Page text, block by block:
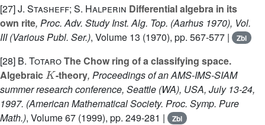
[27]J. Stasheff; S. Halperin Differential algebra in its
own rite, Proc. Adv. Study Inst. Alg. Top. (Aarhus 1970), Vol.
III(Various Publ. Ser.), Volume 13 (1970), pp. 567-577 | Zbl
[28] B. TotaroThe Chow ring of a classifying space.
Algebraic
K
-theory, Proceedings of an AMS-IMS-SIAM
summer research conference, Seattle (WA), USA, July 13-24,
1997. (American Mathematical Society. Proc. Symp. Pure
Math.), Volume 67 (1999), pp. 249-281 | Zbl